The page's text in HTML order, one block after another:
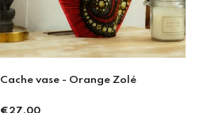
Snood wax Jaune